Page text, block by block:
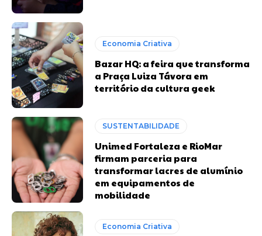
Economia Criativa
Bazar HQ: a feira que transforma
a Praça Luiza Távora em
território da cultura geek
SUSTENTABILIDADE
Unimed Fortaleza e RioMar
firmam parceria para
transformar lacres de alumínio
em equipamentos de
mobilidade
Economia Criativa